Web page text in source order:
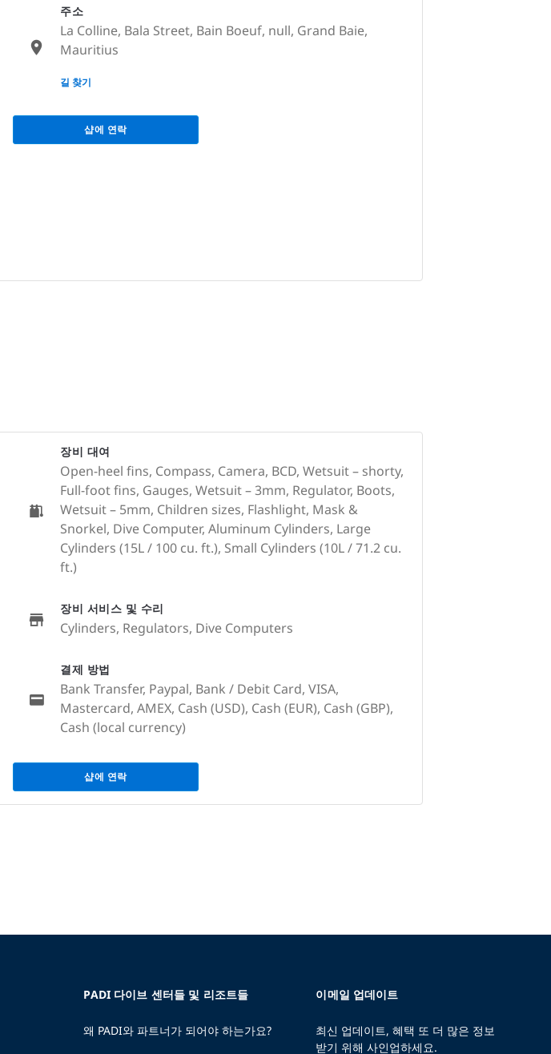
주소
La Colline, Bala Street, Bain Boeuf, null, Grand Baie,
Mauritius
None
길 찾기
샵에 연락
장비 대여
Open-heel fins, Compass, Camera, BCD, Wetsuit – shorty,
Full-foot fins, Gauges, Wetsuit – 3mm, Regulator, Boots,
Wetsuit – 5mm, Children sizes, Flashlight, Mask &
Snorkel, Dive Computer, Aluminum Cylinders, Large
Cylinders (15L / 100 cu. ft.), Small Cylinders (10L / 71.2 cu.
ft.)
장비 서비스 및 수리
Cylinders, Regulators, Dive Computers
결제 방법
Bank Transfer, Paypal, Bank / Debit Card, VISA,
Mastercard, AMEX, Cash (USD), Cash (EUR), Cash (GBP),
Cash (local currency)
샵에 연락
PADI 다이브 센터들 및 리조트들
왜 PADI와 파트너가 되어야 하는가요?
이메일 업데이트
최신 업데이트, 혜택 또 더 많은 정보
받기 위해 사인업하세요.